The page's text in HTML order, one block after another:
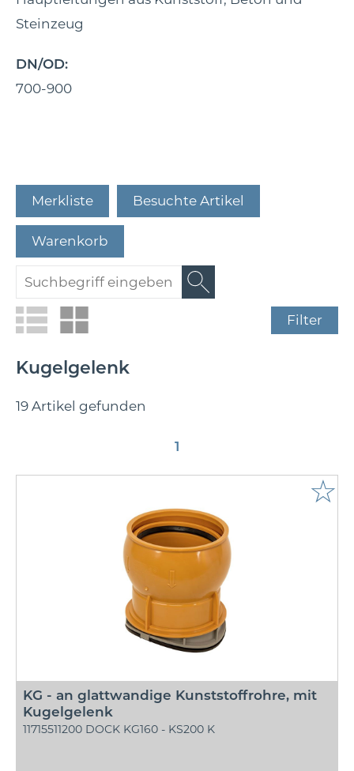
Steinzeug
DN/OD:
700-900
Merkliste Besuchte Artikel
Warenkorb
Filter
Kugelgelenk
19 Artikel gefunden
1
☆
KG - an glattwandige Kunststoffrohre, mit
Kugelgelenk
11715511200 DOCK KG160 - KS200 K